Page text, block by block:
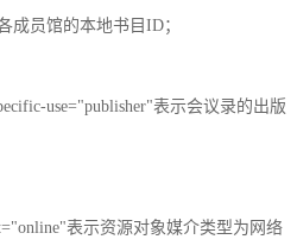
成员馆的本地书目ID；
use="publisher"表示会议录的出版
表示资源对象媒介类型为网络